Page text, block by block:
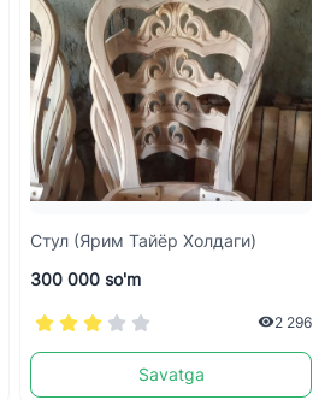
Стул (ярим Тайёр Холдаги)
300 000 so'm
2 296
Savatga